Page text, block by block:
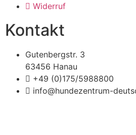
Widerruf
Kontakt
Gutenbergstr. 3
63456 Hanau
+49 (0)175/5988800
info@hundezentrum-